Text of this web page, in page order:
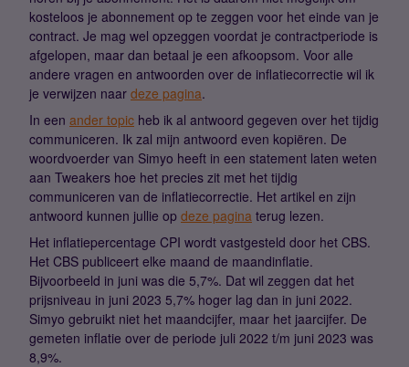
kosteloos je abonnement op te zeggen voor het einde van je
contract. Je mag wel opzeggen voordat je contractperiode is
afgelopen, maar dan betaal je een afkoopsom. Voor alle
andere vragen en antwoorden over de inflatiecorrectie wil ik
je verwijzen naar deze pagina.
In een ander topic heb ik al antwoord gegeven over het tijdig
communiceren. Ik zal mijn antwoord even kopiëren. De
woordvoerder van Simyo heeft in een statement laten weten
aan Tweakers hoe het precies zit met het tijdig
communiceren van de inflatiecorrectie. Het artikel en zijn
antwoord kunnen jullie op deze pagina terug lezen.
Het inflatiepercentage CPI wordt vastgesteld door het CBS.
Het CBS publiceert elke maand de maandinflatie.
Bijvoorbeeld in juni was die 5,7%. Dat wil zeggen dat het
prijsniveau in juni 2023 5,7% hoger lag dan in juni 2022.
Simyo gebruikt niet het maandcijfer, maar het jaarcijfer. De
gemeten inflatie over de periode juli 2022 t/m juni 2023 was
8,9%.